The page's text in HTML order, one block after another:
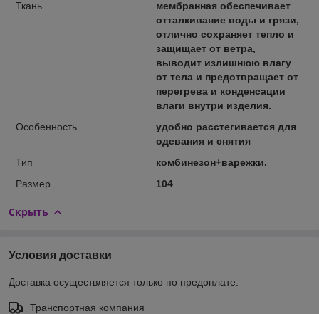
Ткань
мембранная обеспечивает
отталкивание воды и грязи,
отлично сохраняет тепло и
защищает от ветра,
выводит излишнюю влагу
от тела и предотвращает от
перегрева и конденсации
влаги внутри изделия.
Особенность
удобно расстегивается для
одевания и снятия
Тип
комбинезон+варежки.
Размер
104
Скрыть
Условия доставки
Доставка осуществляется только по предоплате.
Транспортная компания